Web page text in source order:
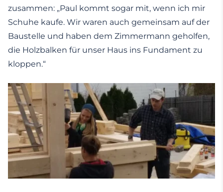
zusammen: „Paul kommt sogar mit, wenn ich mir
Schuhe kaufe. Wir waren auch gemeinsam auf der
Baustelle und haben dem Zimmermann geholfen,
die Holzbalken für unser Haus ins Fundament zu
kloppen.“